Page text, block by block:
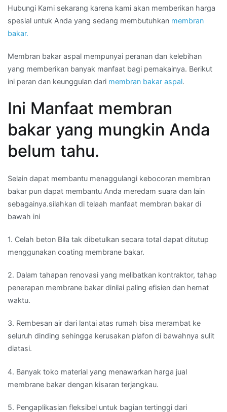
Hubungi Kami sekarang karena kami akan memberikan harga
spesial untuk Anda yang sedang membutuhkan membran
bakar.
Membran bakar aspal mempunyai peranan dan kelebihan
yang memberikan banyak manfaat bagi pemakainya. Berikut
ini peran dan keunggulan dari membran bakar aspal.
Ini Manfaat membran
bakar yang mungkin Anda
belum tahu.
Selain dapat membantu menaggulangi kebocoran membran
bakar pun dapat membantu Anda meredam suara dan lain
sebagainya.silahkan di telaah manfaat membran bakar di
bawah ini
1. Celah beton Bila tak dibetulkan secara total dapat ditutup
menggunakan coating membrane bakar.
2. Dalam tahapan renovasi yang melibatkan kontraktor, tahap
penerapan membrane bakar dinilai paling efisien dan hemat
waktu.
3. Rembesan air dari lantai atas rumah bisa merambat ke
seluruh dinding sehingga kerusakan plafon di bawahnya sulit
diatasi.
4. Banyak toko material yang menawarkan harga jual
membrane bakar dengan kisaran terjangkau.
5. Pengaplikasian fleksibel untuk bagian tertinggi dari